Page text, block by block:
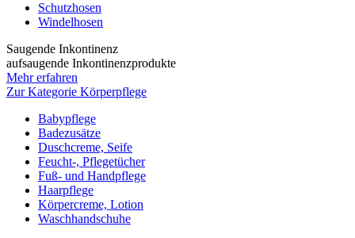
Schutzhosen
Windelhosen
Saugende Inkontinenz
aufsaugende Inkontinenzprodukte
Mehr erfahren
Zur Kategorie Körperpflege
Babypflege
Badezusätze
Duschcreme, Seife
Feucht-, Pflegetücher
Fuß- und Handpflege
Haarpflege
Körpercreme, Lotion
Waschhandschuhe